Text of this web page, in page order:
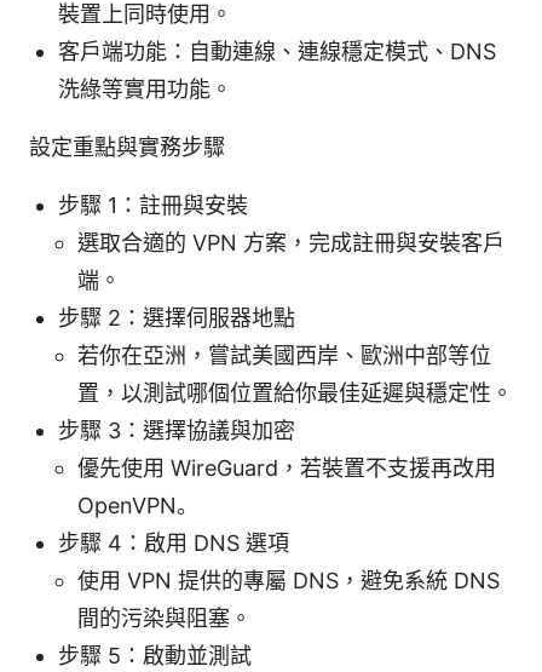
裝置上同時使用。
客戶端功能：自動連線、連線穩定模式、DNS
洗綠等實用功能。
設定重點與實務步驟
步驟 1：註冊與安裝
選取合適的 VPN 方案，完成註冊與安裝客戶
端。
步驟 2：選擇伺服器地點
若你在亞洲，嘗試美國西岸、歐洲中部等位
置，以測試哪個位置給你最佳延遲與穩定性。
步驟 3：選擇協議與加密
優先使用 WireGuard，若裝置不支援再改用
OpenVPN。
步驟 4：啟用 DNS 選項
使用 VPN 提供的專屬 DNS，避免系統 DNS
間的污染與阻塞。
步驟 5：啟動並測試